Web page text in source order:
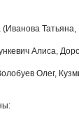
Алиса,
Олег,